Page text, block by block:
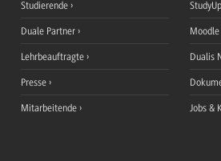
Studierende
Duale Partner
Lehrbeauftragte
Presse
Mitarbeitende
StudyUp
Dualis
Jobs &